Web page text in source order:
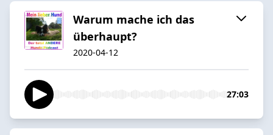
Warum mache ich das
überhaupt?
2020-04-12
27:03